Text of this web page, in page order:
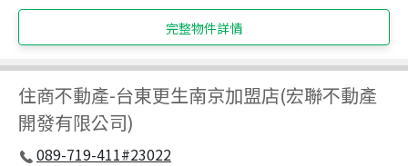
完整物件詳情
住商不動產-台東更生南京加盟店(宏聯不動產
開發有限公司)
089-719-411#23022